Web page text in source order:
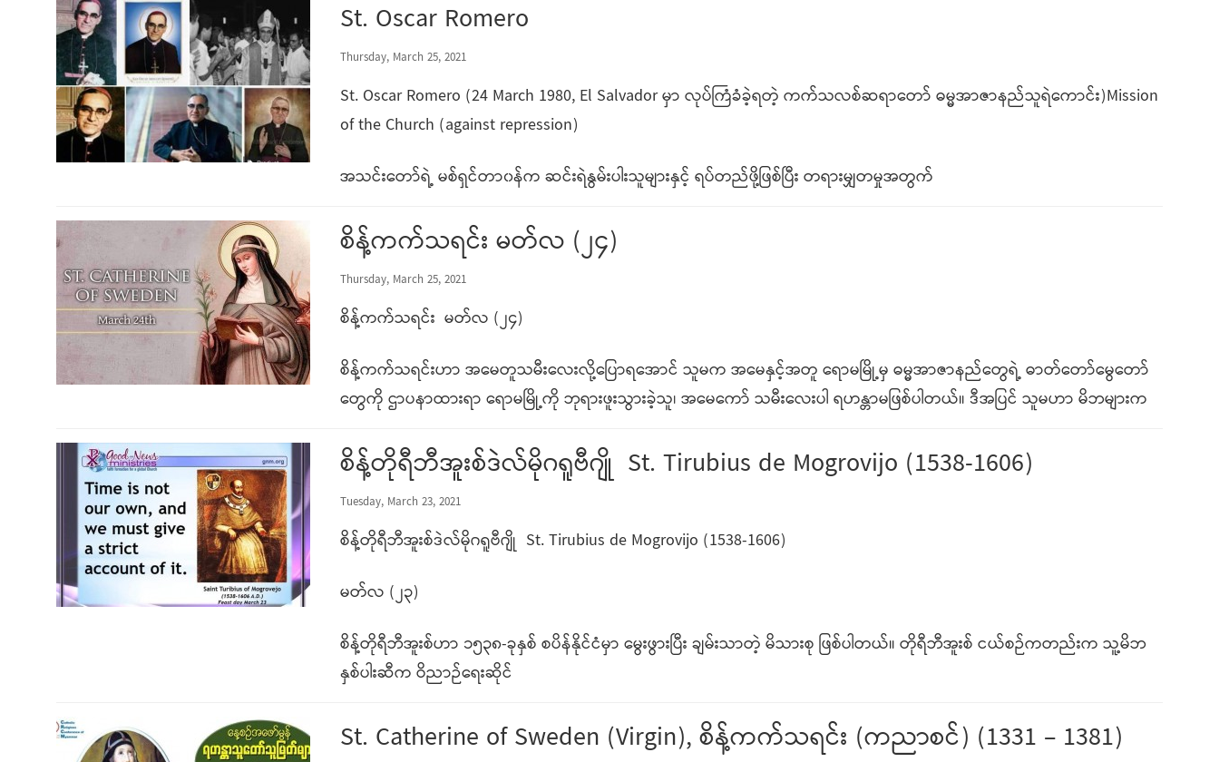
St. Oscar Romero
Thursday, March 25, 2021
St. Oscar Romero (24 March 1980, El Salvador မှာ လုပ်ကြံခံခဲ့ရတဲ့ ကက်သလစ်ဆရာတော် ဓမ္မအာဇာနည်သူရဲကောင်း)Mission
of the Church (against repression)
အသင်းတော်ရဲ့ မစ်ရှင်တာ၀န်က ဆင်းရဲနွမ်းပါးသူများနှင့် ရပ်တည်ဖို့ဖြစ်ပြီး တရားမျှတမှုအတွက်
စိန့်ကက်သရင်း မတ်လ (၂၄)
Thursday, March 25, 2021
စိန့်ကက်သရင်း မတ်လ (၂၄)
စိန့်ကက်သရင်းဟာ အမေတူသမီးလေးလို့ပြောရအောင် သူမက အမေနှင့်အတူ ရောမမြို့မှ ဓမ္မအာဇာနည်တွေရဲ့ ဓာတ်တော်မွေတော်
တွေကို ဌာပနာထားရာ ရောမမြို့ကို ဘုရားဖူးသွားခဲ့သူ၊ အမေကော် သမီးလေးပါ ရဟန္တာမဖြစ်ပါတယ်။ ဒီအပြင် သူမဟာ မိဘများက
စိန့်တိုရီဘီအူးစ်ဒဲလ်မိုဂရူဗီဂျို St. Tirubius de Mogrovijo (1538-1606)
Tuesday, March 23, 2021
စိန့်တိုရီဘီအူးစ်ဒဲလ်မိုဂရူဗီဂျို St. Tirubius de Mogrovijo (1538-1606)
မတ်လ (၂၃)
စိန့်တိုရီဘီအူးစ်ဟာ ၁၅၃၈-ခုနှစ် စပိန်နိုင်ငံမှာ မွေးဖွားပြီး ချမ်းသာတဲ့ မိသားစု ဖြစ်ပါတယ်။ တိုရီဘီအူးစ် ငယ်စဉ်ကတည်းက သူ့မိဘ
နှစ်ပါးဆီက ဝိညာဉ်ရေးဆိုင်
St. Catherine of Sweden (Virgin), စိန့်ကက်သရင်း (ကညာစင်) (1331 – 1381)